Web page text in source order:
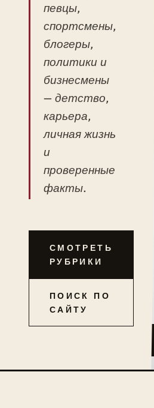
певцы,
спортсмены,
блогеры,
политики и
бизнесмены
— детство,
карьера,
личная жизнь
и
проверенные
факты.
СМОТРЕТЬ
РУБРИКИ
ПОИСК ПО
САЙТУ